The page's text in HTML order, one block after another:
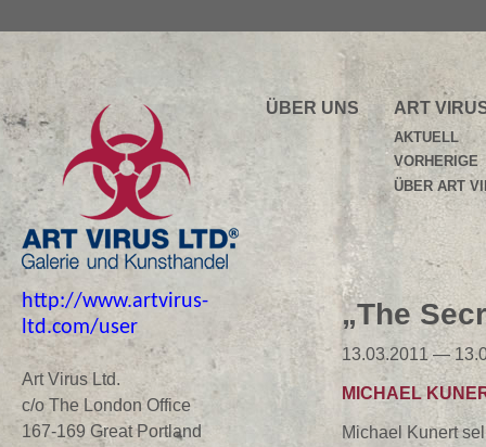
http://www.artvirus-
ltd.com/user
Art Virus Ltd.
c/o The London Office
167-169 Great Portland
ÜBER UNS ART
AKTUELL
VORHERIGE
ÜBER ART
„The
13.03.2011 —
MICHAEL
Michael Kunert